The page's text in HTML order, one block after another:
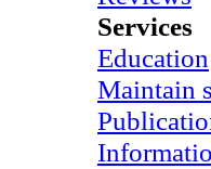
Services
Education
Maintain